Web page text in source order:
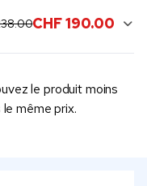
price:current sale price:
CHF 190.00
le produit moins
même prix.